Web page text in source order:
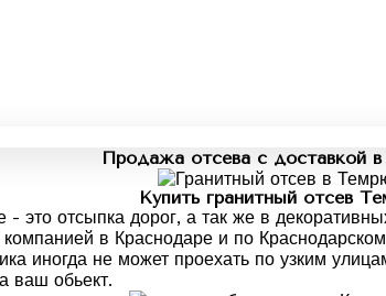
Продажа отсева с доставкой
Купить гранитный отсев
- это отсыпка дорог, а так же в
в Краснодаре и по
иногда не может проехать по узким
ваш обьект.